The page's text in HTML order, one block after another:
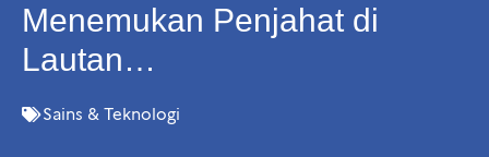
Menemukan Penjahat di
Lautan…
Sains & Teknologi